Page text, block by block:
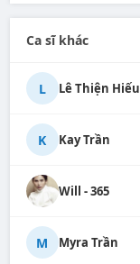
Ca sĩ khác
L Lê Thiện Hiếu
K Kay Trần
Will - 365
M Myra Trần